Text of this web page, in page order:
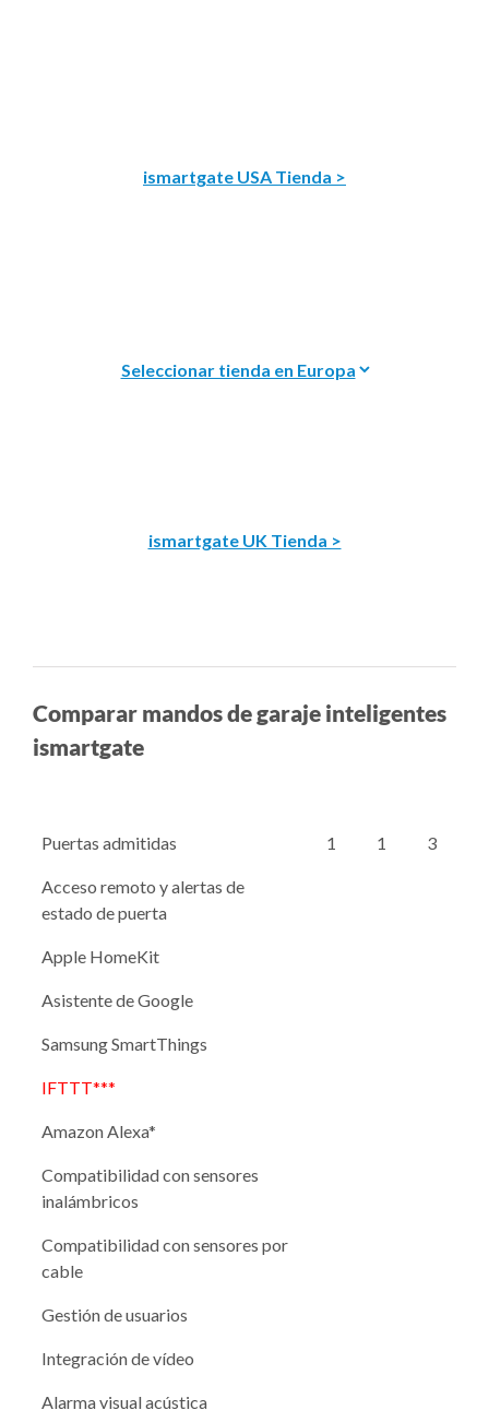
ismartgate USA Tienda >
ismartgate UK Tienda >
Comparar mandos de garaje inteligentes
ismartgate
Puertas admitidas 1 1 3
Acceso remoto y alertas de
estado de puerta
Apple HomeKit
Asistente de Google
Samsung SmartThings
IFTTT***
Amazon Alexa*
Compatibilidad con sensores
inalámbricos
Compatibilidad con sensores por
cable
Gestión de usuarios
Integración de vídeo
Alarma visual acústica